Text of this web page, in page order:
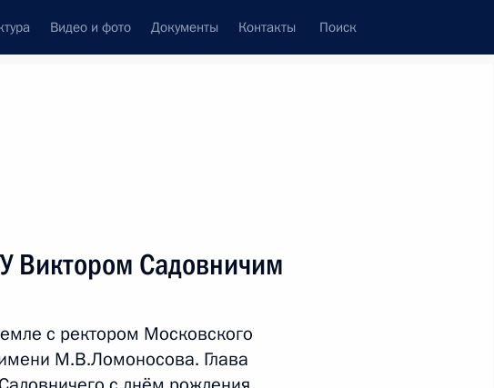
Видео и фото Документы Контакты Поиск
Пресс-конференции
Статьи
Виктором Садовничим
с ректором Московского
имени М.В.Ломоносова. Глава